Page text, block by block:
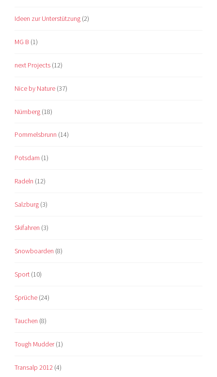
Ideen zur Unterstützung (2)
MG B (1)
next Projects (12)
Nice by Nature (37)
Nürnberg (18)
Pommelsbrunn (14)
Potsdam (1)
Radeln (12)
Salzburg (3)
Skifahren (3)
Snowboarden (8)
Sport (10)
Sprüche (24)
Tauchen (8)
Tough Mudder(1)
Transalp 2012 (4)